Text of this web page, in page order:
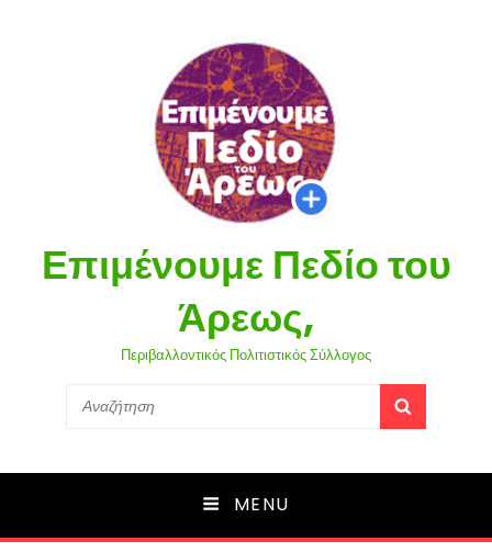
Επιμένουμε Πεδίο του
Άρεως,
Περιβαλλοντικός Πολιτιστικός Σύλλογος
Search
MENU